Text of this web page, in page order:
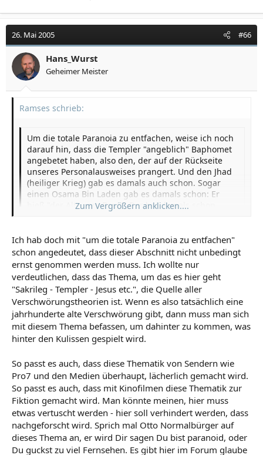
26. Mai 2005 #66
Hans_Wurst
Geheimer Meister
Ramses schrieb:
Um die totale Paranoia zu entfachen, weise ich noch
darauf hin, dass die Templer "angeblich" Baphomet
angebetet haben, also den, der auf der Rückseite
unseres Personalausweises prangert. Und den Jhad
(heiliger Krieg) gab es damals auch schon. Sogar
einen Osama Bin Laden gab es damals schon: Er
hieß "der Alte vom Berg". Der hat damals schon
könnte also auch was dran sein.
Zum Vergrößern anklicken....
Naaaaaja ... . Was auf unserem Ausweis wirklich drauf
sein soll, darüber lässt sich streiten. Aber zu Baphomet:
er wird normalerweise nicht gehörnt dargestellt,
sondern als Kopf mit drei Gesichtern.
Zum Djihad: es ist eine Ironie der Geschichte ... . Die
islamische Welt war von den Kreuzzügen geschockt.
Aber manche islamische Geistliche sahen darin auch ein
wunderbares "Mittel", einen "Heiligen Krieg" um die
"Ungläubigen" zu vernichten. So gesehen, ist der Djihad
eine Europäische Erfindung, "Kreuzzug" auf arabisch ... .
Die Assassinen ... ein weiterer interessanter Punkt der
Geschichte: ich sehe darin aber auch nur eine
Parallelentwicklung zu den Europäischen Ritter-Orden,
die teilweise auch recht terroristisch vorgingen. Die
heutigen fundamental-islamistischen
Terrorvereinigungen haben aber mit den Assassinen
wenig gemeinsam. Sie berufen sich auf sie, um ihre
Mittel und Ziele zu heiligen. Von dem Wort "Assassinen"
stammen heute im Englischen das "to assassinate" und
Zum Vergrößern anklicken....
Ich hab doch mit "um die totale Paranoia zu entfachen"
schon angedeutet, dass dieser Abschnitt nicht unbedingt
ernst genommen werden muss. Ich wollte nur
verdeutlichen, dass das Thema, um das es hier geht
"Sakrileg - Templer - Jesus etc.", die Quelle aller
Verschwörungstheorien ist. Wenn es also tatsächlich eine
jahrhunderte alte Verschwörung gibt, dann muss man sich
mit diesem Thema befassen, um dahinter zu kommen, was
hinter den Kulissen gespielt wird.
So passt es auch, dass diese Thematik von Sendern wie
Pro7 und den Medien überhaupt, lächerlich gemacht wird.
So passt es auch, dass mit Kinofilmen diese Thematik zur
Fiktion gemacht wird. Man könnte meinen, hier muss
etwas vertuscht werden - hier soll verhindert werden, dass
nachgeforscht wird. Sprich mal Otto Normalbürger auf
dieses Thema an, er wird Dir sagen Du bist paranoid, oder
Du guckst zu viel Fernsehen. Es gibt hier im Forum glaube